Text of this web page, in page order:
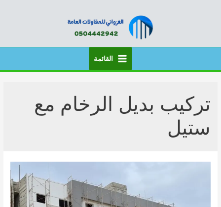
Main
القائمة
تركيب بديل الرخام مع
ستيل